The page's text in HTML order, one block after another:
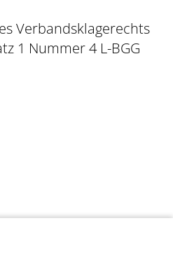
Verbandsklagerechts
1 Nummer 4 L-BGG